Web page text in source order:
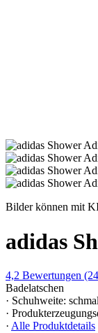
Bilder können mit
adidas
4,2 Bewertungen
Badelatschen
· Schuhweite: schmal
·
· Alle Produktdetails